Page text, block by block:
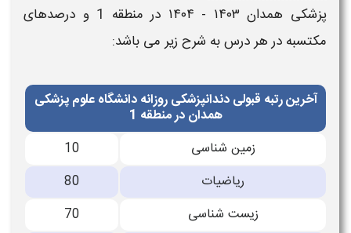
پزشکی همدان ۱۴۰۳ - ۱۴۰۴ در منطقه 1
و درصدهای
مکتسبه در هر درس به شرح زیر می باشد:
آخرین رتبه قبولی دندانپزشکی روزانه دانشگاه علوم پزشکی
همدان در منطقه 1
زمین شناسی
10
ریاضیات
80
زیست شناسی
70